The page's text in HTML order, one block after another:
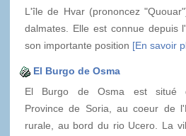
L'île de Hvar (prononcez
dalmates. Elle est connue depuis
son importante position [En savoir
El Burgo de Osma
El Burgo de Osma est situé
Province de Soria, au coeur de
rurale, au bord du rio Ucero. La